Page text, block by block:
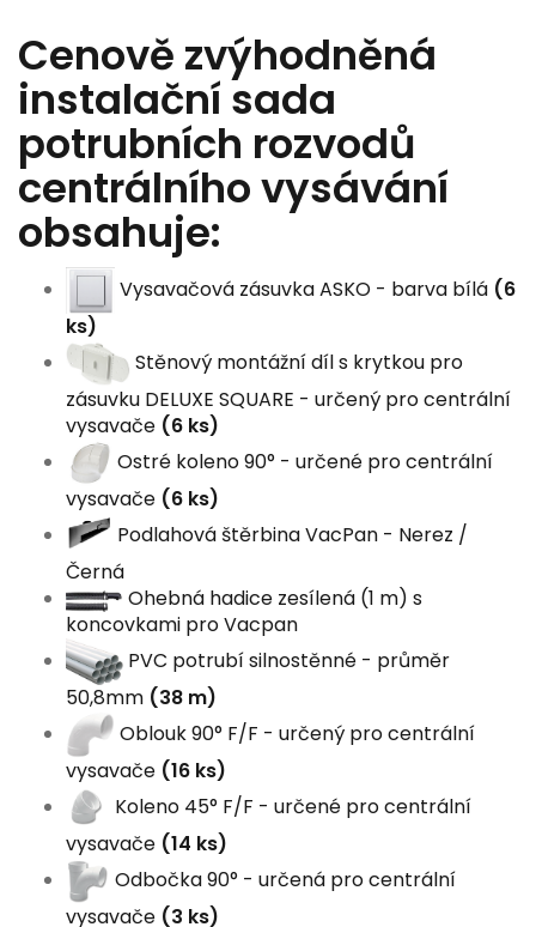
Cenově zvýhodněná
instalační sada
potrubních rozvodů
centrálního vysávání
obsahuje:
Vysavačová zásuvka ASKO - barva bílá (6
ks)
Stěnový montážní díl s krytkou pro
zásuvku DELUXE SQUARE - určený pro centrální
vysavače (6 ks)
Ostré koleno 90° - určené pro centrální
vysavače (6 ks)
Podlahová štěrbina VacPan - Nerez /
Černá
Ohebná hadice zesílená (1 m) s
koncovkami pro Vacpan
PVC potrubí silnostěnné - průměr
50,8mm (38 m)
Oblouk 90° F/F - určený pro centrální
vysavače (16 ks)
Koleno 45° F/F - určené pro centrální
vysavače (14 ks)
Odbočka 90° - určená pro centrální
vysavače (3 ks)